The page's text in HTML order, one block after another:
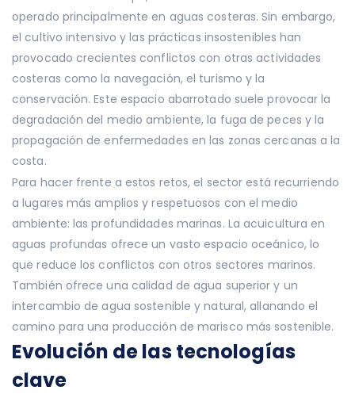
operado principalmente en aguas costeras. Sin embargo,
el cultivo intensivo y las prácticas insostenibles han
provocado crecientes conflictos con otras actividades
costeras como la navegación, el turismo y la
conservación. Este espacio abarrotado suele provocar la
degradación del medio ambiente, la fuga de peces y la
propagación de enfermedades en las zonas cercanas a la
costa.
Para hacer frente a estos retos, el sector está recurriendo
a lugares más amplios y respetuosos con el medio
ambiente: las profundidades marinas. La acuicultura en
aguas profundas ofrece un vasto espacio oceánico, lo
que reduce los conflictos con otros sectores marinos.
También ofrece una calidad de agua superior y un
intercambio de agua sostenible y natural, allanando el
camino para una producción de marisco más sostenible.
Evolución de las tecnologías
clave